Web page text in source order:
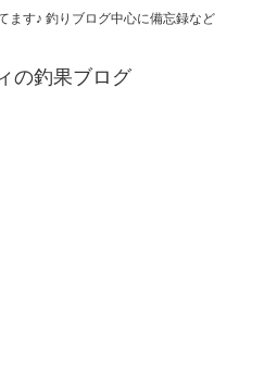
ます♪ 釣りブログ中心に備忘録など
の釣果ブログ